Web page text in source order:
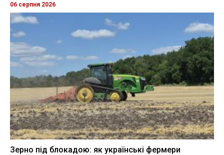
06 серпня 2026
Зерно під блокадою: як українські фермери